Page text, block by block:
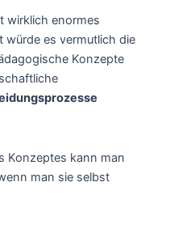
wirklich enormes
würde es vermutlich die
Konzepte
Konzeptes kann man
man sie selbst